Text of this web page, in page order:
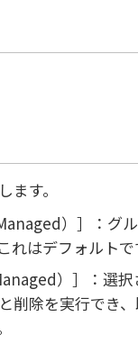
す。
）
：グ
はデフォルトで
）
：選
削除を実行でき